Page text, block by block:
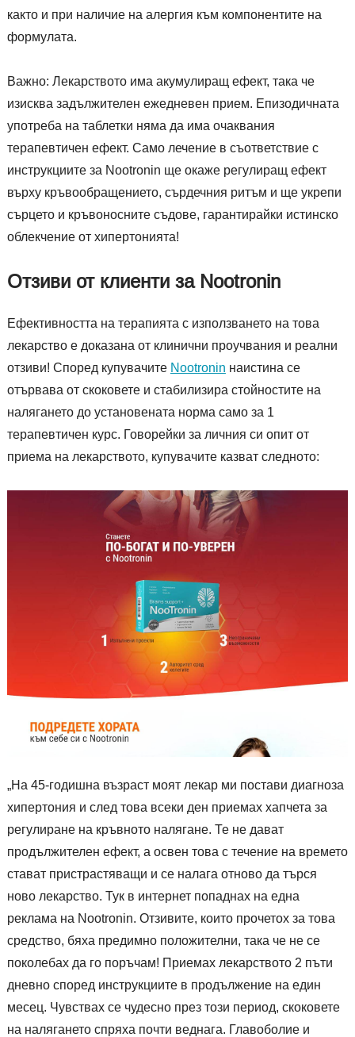
както и при наличие на алергия към компонентите на
формулата.
Важно: Лекарството има акумулиращ ефект, така че
изисква задължителен ежедневен прием. Епизодичната
употреба на таблетки няма да има очаквания
терапевтичен ефект. Само лечение в съответствие с
инструкциите за Nootronin ще окаже регулиращ ефект
върху кръвообращението, сърдечния ритъм и ще укрепи
сърцето и кръвоносните съдове, гарантирайки истинско
облекчение от хипертонията!
Отзиви от клиенти за Nootronin
Ефективността на терапията с използването на това
лекарство е доказана от клинични проучвания и реални
отзиви! Според купувачите Nootronin наистина се
отървава от скоковете и стабилизира стойностите на
налягането до установената норма само за 1
терапевтичен курс. Говорейки за личния си опит от
приема на лекарството, купувачите казват следното:
„На 45-годишна възраст моят лекар ми постави диагноза
хипертония и след това всеки ден приемах хапчета за
регулиране на кръвното налягане. Те не дават
продължителен ефект, а освен това с течение на времето
стават пристрастяващи и се налага отново да търся
ново лекарство. Тук в интернет попаднах на една
реклама на Nootronin. Отзивите, които прочетох за това
средство, бяха предимно положителни, така че не се
поколебах да го поръчам! Приемах лекарството 2 пъти
дневно според инструкциите в продължение на един
месец. Чувствах се чудесно през този период, скоковете
на налягането спряха почти веднага. Главоболие и